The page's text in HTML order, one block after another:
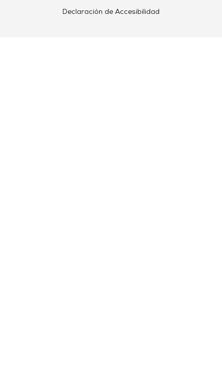
Declaración de Accesibilidad